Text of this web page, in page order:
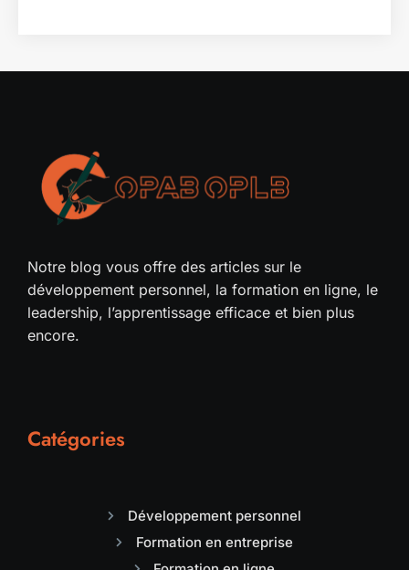
Notre blog vous offre des articles sur le
développement personnel, la formation en ligne, le
leadership, l’apprentissage efficace et bien plus
encore.
Catégories
Développement personnel
Formation en entreprise